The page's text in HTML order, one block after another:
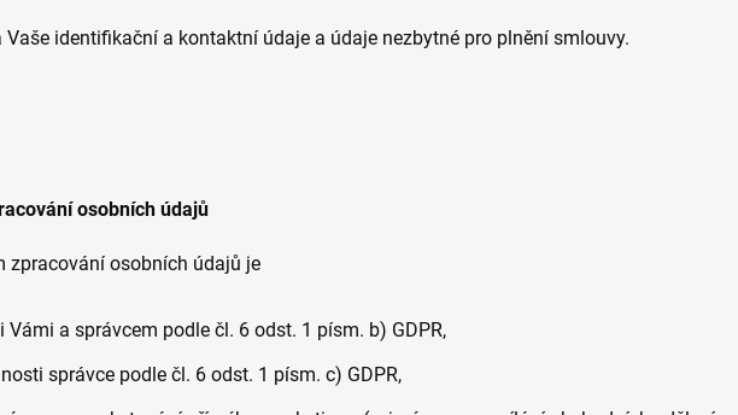
Vaše identifikační a kontaktní údaje a údaje nezbytné pro plnění smlouvy.
osobních údajů
zpracování osobních údajů je
a správcem podle čl. 6 odst. 1 písm. b) GDPR,
správce podle čl. 6 odst. 1 písm. c) GDPR,